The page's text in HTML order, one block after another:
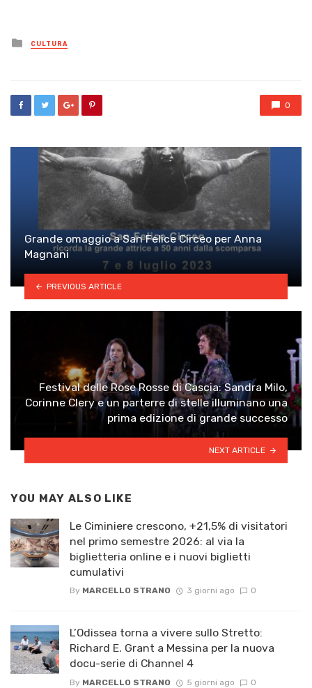
Posted
in
CULTURA
0
Grande omaggio a San Felice Circeo per Anna
Magnani
PREVIOUS ARTICLE
Festival delle Rose Rosse di Cascia: Sandra Milo,
Corinne Clery e un parterre di stelle illuminano una
prima edizione di grande successo
NEXT ARTICLE
YOU MAY ALSO LIKE
Le Ciminiere crescono, +21,5% di visitatori
nel primo semestre 2026: al via la
biglietteria online e i nuovi biglietti
cumulativi
By MARCELLO STRANO 3 giorni ago 0
L’Odissea torna a vivere sullo Stretto:
Richard E. Grant a Messina per la nuova
docu-serie di Channel 4
By MARCELLO STRANO 5 giorni ago 0